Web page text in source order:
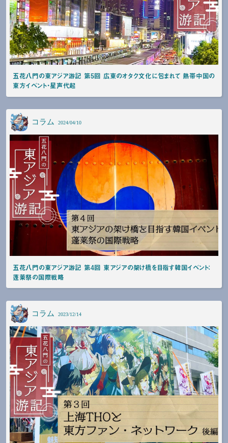
五花八門の東アジア游記 第5回 広東のオタク文化に包まれて 熱帯中国の
東方イベント・星声代起
コラム 2024/04/10
五花八門の東アジア游記 第4回 東アジアの架け橋を目指す韓国イベント：
蓬莱祭の国際戦略
コラム 2023/12/14